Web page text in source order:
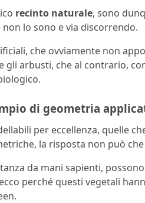
recinto naturale, sono
lo sono e via discorrendo.
che ovviamente non
arbusti, che al contrario,
di geometria
per eccellenza, quelle
la risposta non può
da mani sapienti,
perché questi vegetali